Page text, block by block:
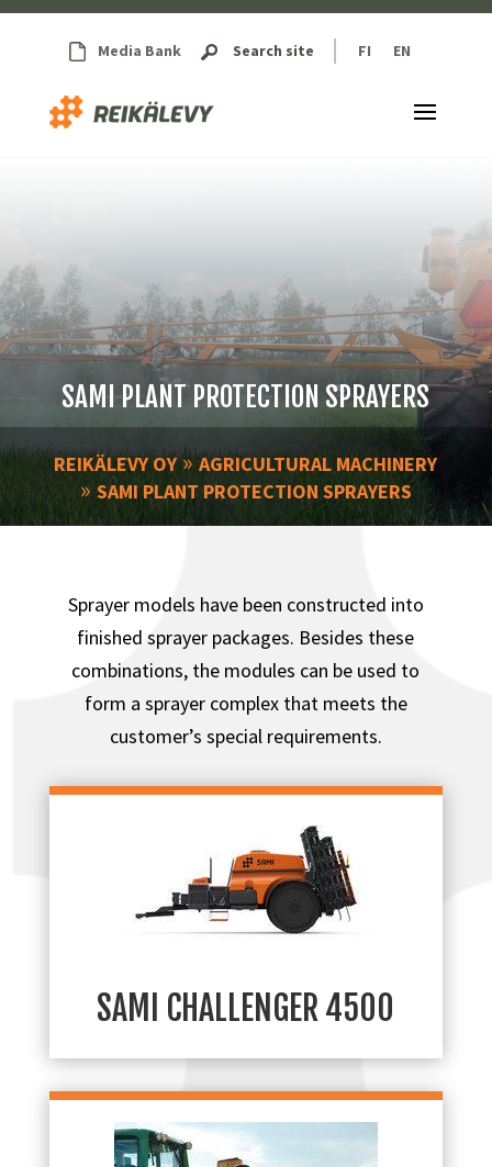
Media Bank Search site FI EN
SAMI PLANT PROTECTION SPRAYERS
REIKÄLEVY OY»AGRICULTURAL MACHINERY
» SAMI PLANT PROTECTION SPRAYERS
Sprayer models have been constructed into
finished sprayer packages. Besides these
combinations, the modules can be used to
form a sprayer complex that meets the
customer’s special requirements.
SAMI CHALLENGER 4500